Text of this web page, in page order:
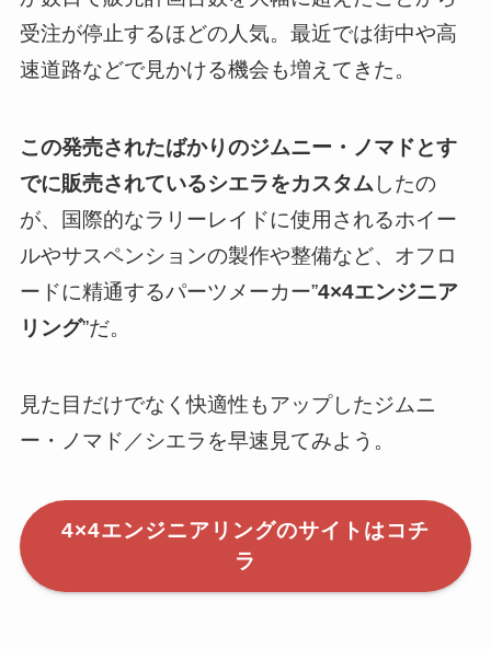
受注が停止するほどの人気。最近では街中や高
速道路などで見かける機会も増えてきた。
この発売されたばかりのジムニー・ノマドとす
でに販売されているシエラをカスタム したの
が、国際的なラリーレイドに使用されるホイー
ルやサスペンションの製作や整備など、オフロ
ードに精通するパーツメーカー”4×4エンジニア
リング”だ。
見た目だけでなく快適性もアップしたジムニ
ー・ノマド／シエラを早速見てみよう。
4×4エンジニアリングのサイトはコチ
ラ